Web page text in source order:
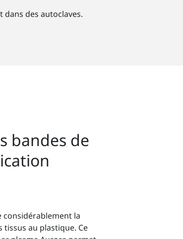
dans des autoclaves.
bandes de
la
au plastique. Ce